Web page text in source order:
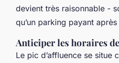
devient très raisonnable -
qu’un parking payant
Anticiper les horaires
Le pic d’affluence se situe